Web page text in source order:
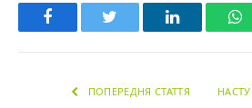
Facebook LinkedIn
ПОПЕРЕДНЯ СТАТТЯ